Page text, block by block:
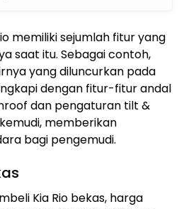
memiliki sejumlah fitur yang
saat itu. Sebagai contoh,
yang diluncurkan pada
dengan fitur-fitur andal
dan pengaturan tilt &
memberikan
bagi pengemudi.
Kia Rio bekas, harga